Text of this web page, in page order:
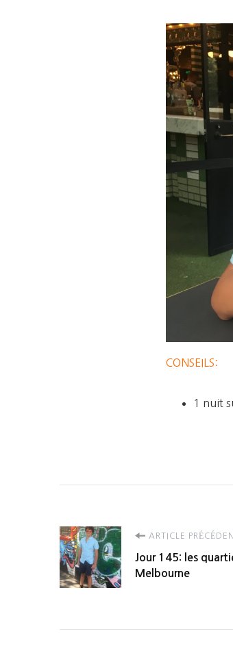
CONSEILS:
1 nuit
Navigation
d'article
ARTICLE
Jour 145: les
Melbourne